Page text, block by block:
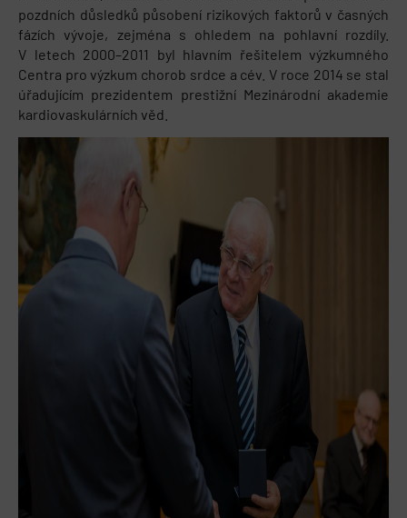
pozdních důsledků působení rizikových faktorů v časných
fázích vývoje, zejména s ohledem na pohlavní rozdíly.
V letech 2000–2011 byl hlavním řešitelem výzkumného
Centra pro výzkum chorob srdce a cév. V roce 2014 se stal
úřadujícím prezidentem prestižní Mezinárodní akademie
kardiovaskulárních věd.